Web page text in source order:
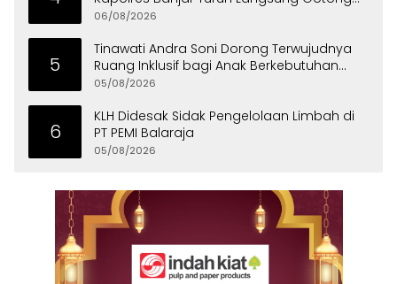
Royong Bersama Warga
06/08/2026
5
Tinawati Andra Soni Dorong Terwujudnya
Ruang Inklusif bagi Anak Berkebutuhan
Khusus
05/08/2026
6
KLH Didesak Sidak Pengelolaan Limbah di
PT PEMI Balaraja
05/08/2026